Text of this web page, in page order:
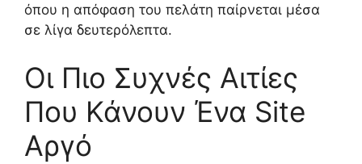
όπου η απόφαση του πελάτη παίρνεται μέσα
σε λίγα δευτερόλεπτα.
Οι Πιο Συχνές Αιτίες
Που Κάνουν Ένα Site
Αργό